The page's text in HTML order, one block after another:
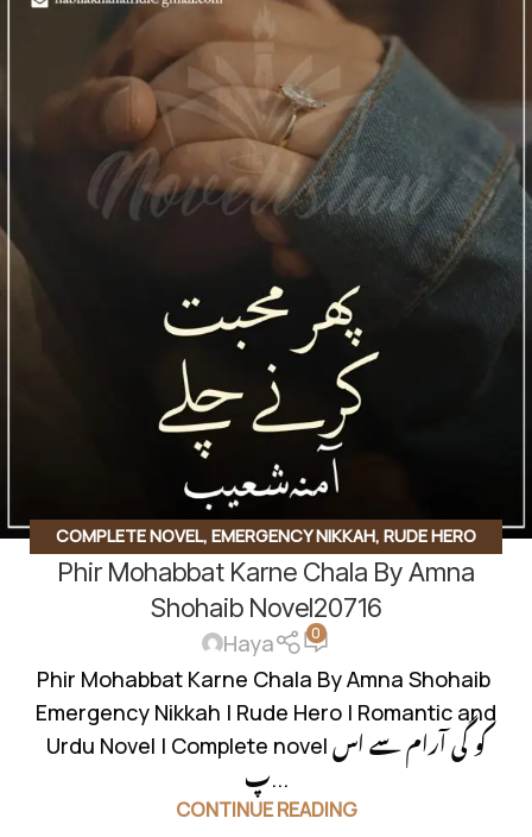
COMPLETE NOVEL, EMERGENCY NIKKAH, RUDE HERO
BASED
Phir Mohabbat Karne Chala By Amna
Shohaib Novel20716
Haya 0
Phir Mohabbat Karne Chala By Amna Shohaib
Emergency Nikkah | Rude Hero | Romantic and
Urdu Novel | Complete novel کو گی آرام سے اس
پ...
CONTINUE READING